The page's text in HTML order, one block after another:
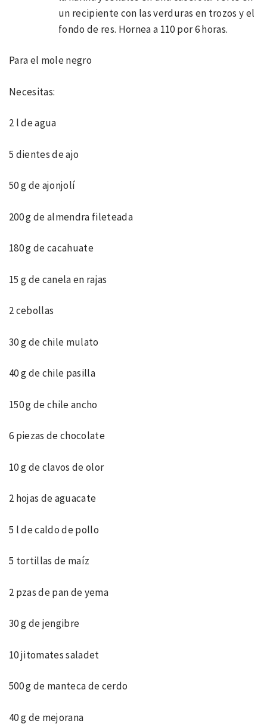
un recipiente con las verduras en trozos y el
fondo de res. Hornea a 110 por 6 horas.
Para el mole negro
Necesitas:
2 l de agua
5 dientes de ajo
50 g de ajonjolí
200 g de almendra fileteada
180 g de cacahuate
15 g de canela en rajas
2 cebollas
30 g de chile mulato
40 g de chile pasilla
150 g de chile ancho
6 piezas de chocolate
10 g de clavos de olor
2 hojas de aguacate
5 l de caldo de pollo
5 tortillas de maíz
2 pzas de pan de yema
30 g de jengibre
10 jitomates saladet
500 g de manteca de cerdo
40 g de mejorana